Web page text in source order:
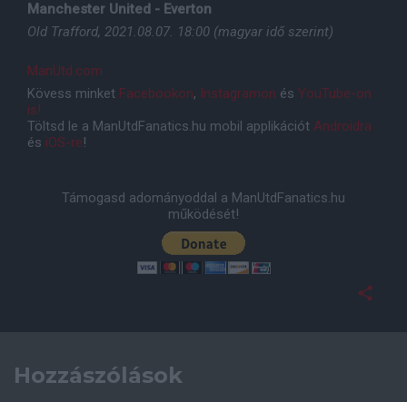
Manchester United - Everton
Old Trafford, 2021.08.07. 18:00 (magyar idő szerint)
ManUtd.com
Kövess minket Facebookon, Instagramon és YouTube-on
is!
Töltsd le a ManUtdFanatics.hu mobil applikációt Androidra
és iOS-re!
Támogasd adományoddal a ManUtdFanatics.hu
működését!
Hozzászólások